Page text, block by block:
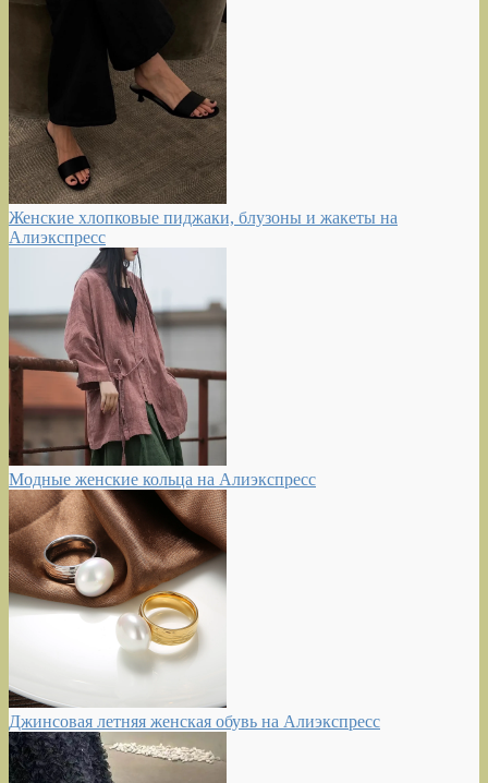
Женские хлопковые пиджаки, блузоны и жакеты на
Алиэкспресс
Модные женские кольца на Алиэкспресс
Джинсовая летняя женская обувь на Алиэкспресс